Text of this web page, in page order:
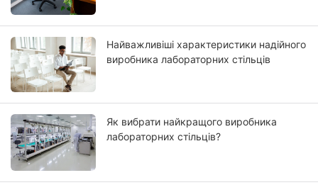
Найважливіші характеристики надійного
виробника лабораторних стільців
Як вибрати найкращого виробника
лабораторних стільців?